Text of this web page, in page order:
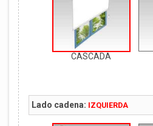
CASCADA
Lado cadena: IZQUIERDA